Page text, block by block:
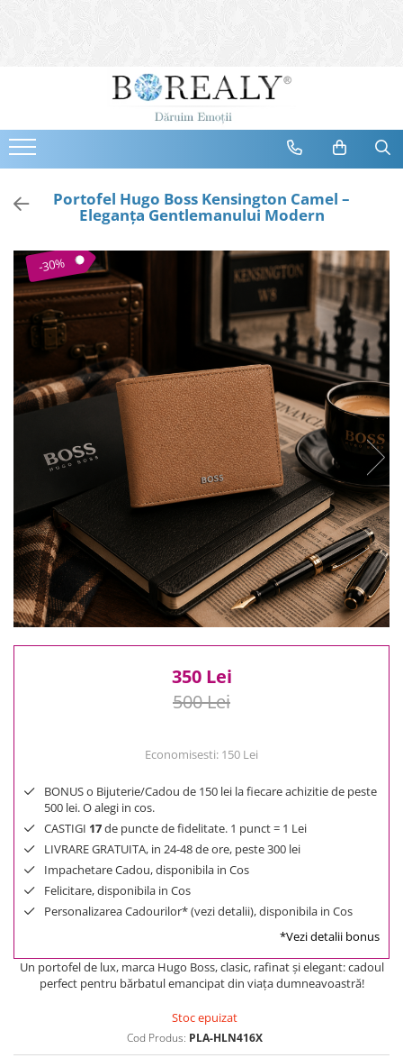
Bijuterii
Cercei
Bratari
Coliere
Tiare
Destinatari
Bijuterii Femei
Bijuterii Copii
Bijuterii Mirese
Selectii
Reduceri
Cele mai noi
Cele mai vandute
Cu video
Pret
0 Lei - 100 Lei
100 Lei - 200 Lei
200 Lei - 300 Lei
300 Lei - 500 Lei
Portofel Hugo Boss Kensington Camel –
Eleganța Gentlemanului Modern
-30%
350 Lei
500 Lei
Economisesti: 150 Lei
BONUS o Bijuterie/Cadou de 150 lei la fiecare achizitie de peste
500 lei. O alegi in cos.
CASTIGI 17de puncte de fidelitate. 1 punct = 1 Lei
LIVRARE GRATUITA, in 24-48 de ore, peste 300 lei
Impachetare Cadou, disponibila in Cos
Felicitare, disponibila in Cos
Personalizarea Cadourilor* (vezi detalii), disponibila in Cos
*Vezi detalii bonus
Un portofel de lux, marca Hugo Boss, clasic, rafinat şi elegant: cadoul
perfect pentru bărbatul emancipat din viaţa dumneavoastră!
Stoc epuizat
Cod Produs: PLA-HLN416X